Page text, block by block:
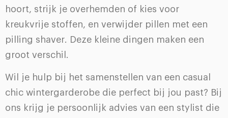
hoort, strijk je overhemden of kies voor
kreukvrije stoffen, en verwijder pillen met een
pilling shaver. Deze kleine dingen maken een
groot verschil.
Wil je hulp bij het samenstellen van een casual
chic wintergarderobe die perfect bij jou past? Bij
ons krijg je persoonlijk advies van een stylist die